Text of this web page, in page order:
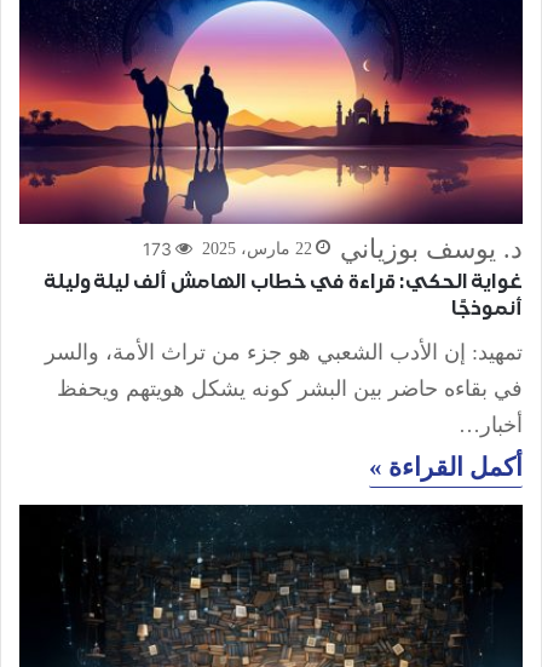
د. يوسف بوزياني 22 مارس، 2025 173
غواية الحكي: قراءة في خطاب الهامش ألف ليلة وليلة
أنموذجًا
تمهيد: إن الأدب الشعبي هو جزء من تراث الأمة، والسر
في بقاءه حاضر بين البشر كونه يشكل هويتهم ويحفظ
أخبار…
أكمل القراءة »